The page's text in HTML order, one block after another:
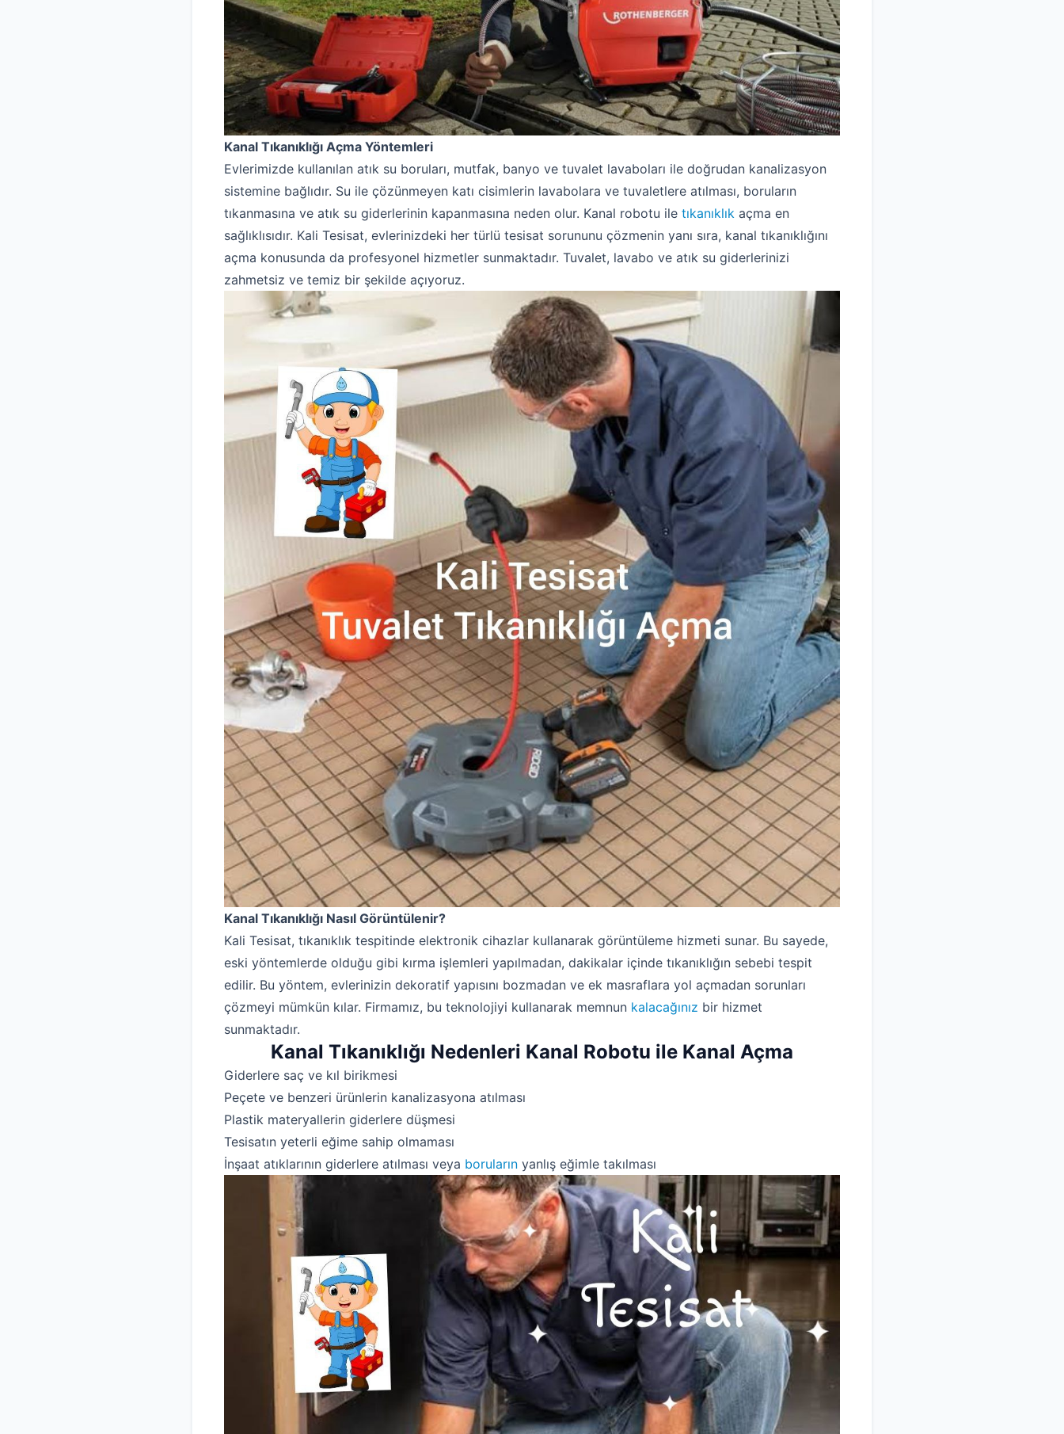
Robotla Tıkanıklık Açma
Su Kaçağı Tespiti
Profesyonel Petek Temizliği
Uzmana Sor
Hakkımızda
İletişim
Kanal Tıkanıklığı Açma Yöntemleri
Evlerimizde kullanılan atık su boruları, mutfak, banyo ve tuvalet lavaboları ile doğrudan kanalizasyon
sistemine bağlıdır. Su ile çözünmeyen katı cisimlerin lavabolara ve tuvaletlere atılması, boruların
tıkanmasına ve atık su giderlerinin kapanmasına neden olur. Kanal robotu ile tıkanıklık açma en
sağlıklısıdır. Kali Tesisat, evlerinizdeki her türlü tesisat sorununu çözmenin yanı sıra, kanal tıkanıklığını
açma konusunda da profesyonel hizmetler sunmaktadır. Tuvalet, lavabo ve atık su giderlerinizi
zahmetsiz ve temiz bir şekilde açıyoruz.
Kanal Tıkanıklığı Nasıl Görüntülenir?
Kali Tesisat, tıkanıklık tespitinde elektronik cihazlar kullanarak görüntüleme hizmeti sunar. Bu sayede,
eski yöntemlerde olduğu gibi kırma işlemleri yapılmadan, dakikalar içinde tıkanıklığın sebebi tespit
edilir. Bu yöntem, evlerinizin dekoratif yapısını bozmadan ve ek masraflara yol açmadan sorunları
çözmeyi mümkün kılar. Firmamız, bu teknolojiyi kullanarak memnun kalacağınız bir hizmet
sunmaktadır.
Kanal Tıkanıklığı Nedenleri Kanal Robotu ile Kanal Açma
Giderlere saç ve kıl birikmesi
Peçete ve benzeri ürünlerin kanalizasyona atılması
Plastik materyallerin giderlere düşmesi
Tesisatın yeterli eğime sahip olmaması
İnşaat atıklarının giderlere atılması veya boruların yanlış eğimle takılması